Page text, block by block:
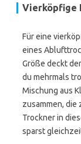
Vierköpfige
Für eine
eines
Größe deckt
du mehrmals
Mischung aus
zusammen,
Trockner in
sparst